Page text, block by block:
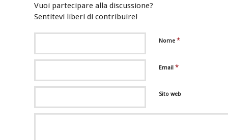
Vuoi partecipare alla discussione?
Sentitevi liberi di contribuire!
Nome *
Email *
Sito web